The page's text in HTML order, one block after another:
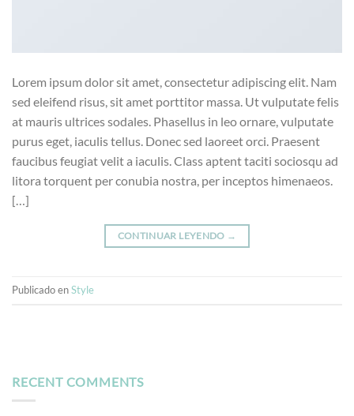
Lorem ipsum dolor sit amet, consectetur adipiscing elit. Nam
sed eleifend risus, sit amet porttitor massa. Ut vulputate felis
at mauris ultrices sodales. Phasellus in leo ornare, vulputate
purus eget, iaculis tellus. Donec sed laoreet orci. Praesent
faucibus feugiat velit a iaculis. Class aptent taciti sociosqu ad
litora torquent per conubia nostra, per inceptos himenaeos.
[…]
CONTINUAR LEYENDO →
Publicado enStyle
RECENT COMMENTS